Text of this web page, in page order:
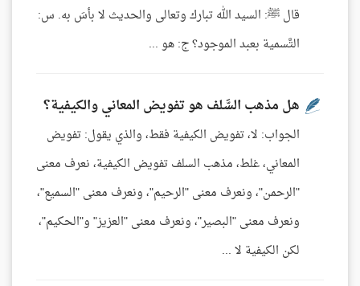
قال ﷺ: السيد الله تبارك وتعالى والحديث لا بأسَ به. س:
التَّسمية بعبد الموجود؟ ج: هو ...
هل مذهب السَّلف هو تفويض المعاني والكيفية؟
الجواب: لا، تفويض الكيفية فقط، والذي يقول: تفويض
المعاني، غلط، مذهب السلف تفويض الكيفية، نعرف معنى
"الرحمن"، ونعرف معنى "الرحيم"، ونعرف معنى "السميع"،
ونعرف معنى "البصير"، ونعرف معنى "العزيز" و"الحكيم"،
لكن الكيفية لا ...